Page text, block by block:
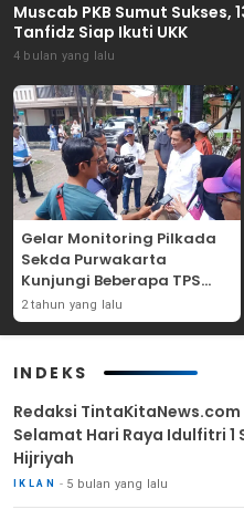
Muscab PKB Sumut Sukses,
Tanfidz Siap Ikuti UKK
4 bulan yang lalu
Gelar Monitoring Pilkada
Sekda Purwakarta
Kunjungi Beberapa TPS
Yang Ada Di Purwakarta
2 tahun yang lalu
INDEKS
Redaksi
Selamat Hari Raya Idulfitri 1
Hijriyah
IKLAN 5 bulan yang lalu